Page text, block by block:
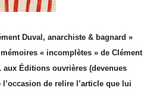
Duval, anarchiste & bagnard »
« incomplètes » de Clément
aux Éditions ouvrières (devenues
de relire l’article que lui